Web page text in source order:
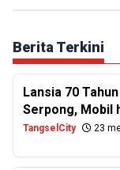
Berita Terkini
Lansia 70
Serpong, Mobil
TangselCity 23